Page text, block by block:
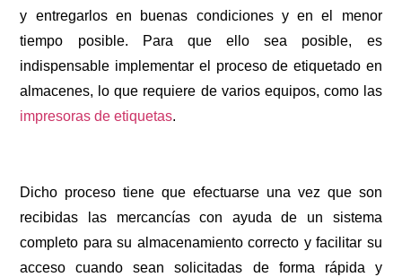
y entregarlos en buenas condiciones y en el menor
tiempo posible. Para que ello sea posible, es
indispensable implementar el proceso de etiquetado en
almacenes, lo que requiere de varios equipos, como las
impresoras de etiquetas.
Dicho proceso tiene que efectuarse una vez que son
recibidas las mercancías con ayuda de un sistema
completo para su almacenamiento correcto y facilitar su
acceso cuando sean solicitadas de forma rápida y